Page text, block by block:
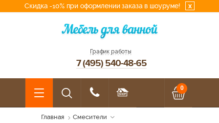
Скидка -10% при оформлении заказа в шоуруме! x
График работы
7 (495) 540-48-65
0
Главная
Смесители